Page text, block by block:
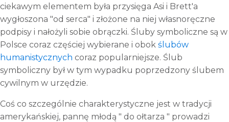
ciekawym elementem była przysięga Asi i Brett'a
wygłoszona "od serca" i złożone na niej własnoręczne
podpisy i nałożyli sobie obrączki. Śluby symboliczne są w
Polsce coraz częściej wybierane i obok ślubów
humanistycznych coraz popularniejsze. Ślub
symboliczny był w tym wypadku poprzedzony ślubem
cywilnym w urzędzie.
Coś co szczególnie charakterystyczne jest w tradycji
amerykańskiej, pannę młodą " do ołtarza " prowadzi